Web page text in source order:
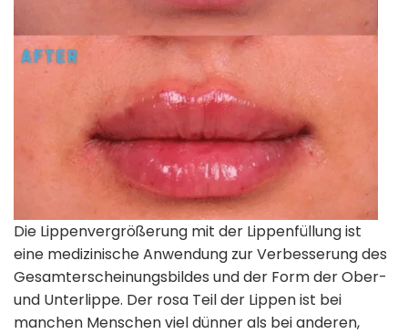
Die Lippenvergrößerung mit der Lippenfüllung ist
eine medizinische Anwendung zur Verbesserung des
Gesamterscheinungsbildes und der Form der Ober-
und Unterlippe. Der rosa Teil der Lippen ist bei
manchen Menschen viel dünner als bei anderen,